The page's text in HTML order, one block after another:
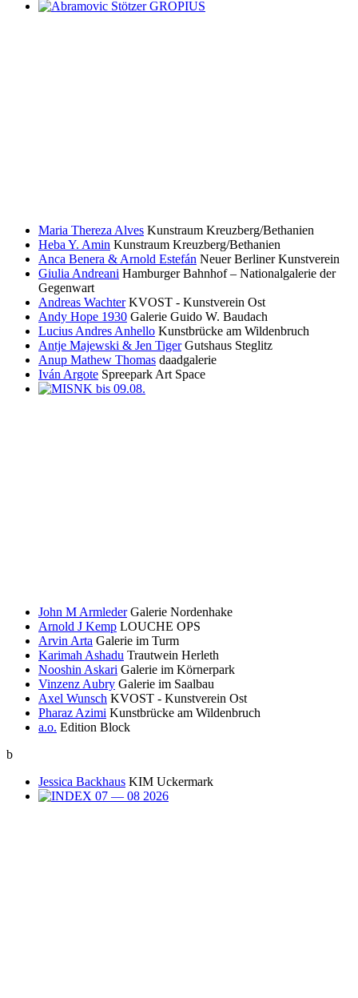
Maria Thereza Alves Kunstraum Kreuzberg/Bethanien
Heba Y. Amin Kunstraum Kreuzberg/Bethanien
Anca Benera & Arnold Estefán Neuer Berliner Kunstverein
Giulia Andreani Hamburger Bahnhof – Nationalgalerie der
Gegenwart
Andreas Wachter KVOST - Kunstverein Ost
Andy Hope 1930 Galerie Guido W. Baudach
Lucius Andres Anhello Kunstbrücke am Wildenbruch
Antje Majewski & Jen Tiger Gutshaus Steglitz
Anup Mathew Thomas daadgalerie
Iván Argote Spreepark Art Space
John M Armleder Galerie Nordenhake
Arnold J Kemp LOUCHE OPS
Arvin Arta Galerie im Turm
Karimah Ashadu Trautwein Herleth
Nooshin Askari Galerie im Körnerpark
Vinzenz Aubry Galerie im Saalbau
Axel Wunsch KVOST - Kunstverein Ost
Pharaz Azimi Kunstbrücke am Wildenbruch
a.o. Edition Block
b
Jessica Backhaus KIM Uckermark